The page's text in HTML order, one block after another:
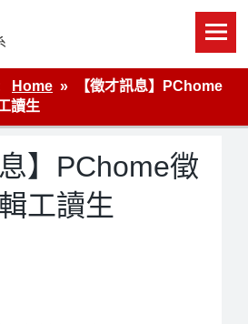
Home
【徵才訊息】PChome
讀生
】PChome徵
工讀生